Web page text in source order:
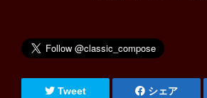
Tweet シェア